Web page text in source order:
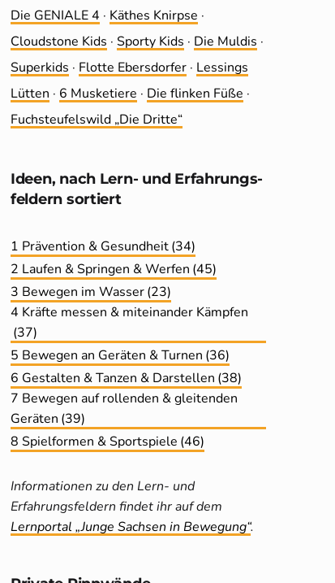
Die GENIALE 4 · Käthes Knirpse ·
Cloudstone Kids · Sporty Kids · Die Muldis ·
Superkids · Flotte Ebersdorfer · Lessings
Lütten · 6 Musketiere · Die flinken Füße ·
Fuchsteufelswild „Die Dritte“
Ideen, nach Lern- und Erfahrungs­
feldern sortiert
1 Prävention & Gesundheit(34)
2 Laufen & Springen & Werfen (45)
3 Bewegen im Wasser(23)
4 Kräfte messen & miteinander Kämpfen
(37)
5 Bewegen an Geräten & Turnen (36)
6 Gestalten & Tanzen & Darstellen (38)
7 Bewegen auf rollenden & gleitenden
Geräten (39)
8 Spielformen & Sportspiele (46)
Informationen zu den Lern- und
Erfahrungsfeldern findet ihr auf dem
Lernportal „Junge Sachsen in Bewegung“.